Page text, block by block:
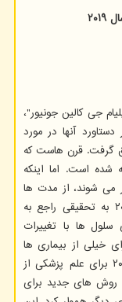
به "ویلیام جی کالین جونیور"،
آنها در مورد
گرفت. قرن هاست که
شده است. اما اینکه
می شوند، از مدت ها
قبل ناشناخته مانده بود. جایزه نوبل پزشکی ۲۰۱۹ به تحقیقی راجع به
ها با تغییرات
خیلی از بیماری ها
مهم می باشد. اکتشاف برندگان نوبل پزشکی ۲۰۱۹ برای علم پزشکی از
روش های جدید برای